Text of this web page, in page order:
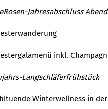
Jahresabschluss
inkl.
Langschläferfrühstück
Winterwellness in der